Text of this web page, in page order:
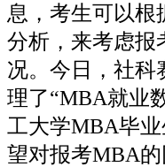
息，考生可以根
分析，来考虑报
况。今日，社科
理了“MBA就业
工大学MBA毕
望对报考MBA